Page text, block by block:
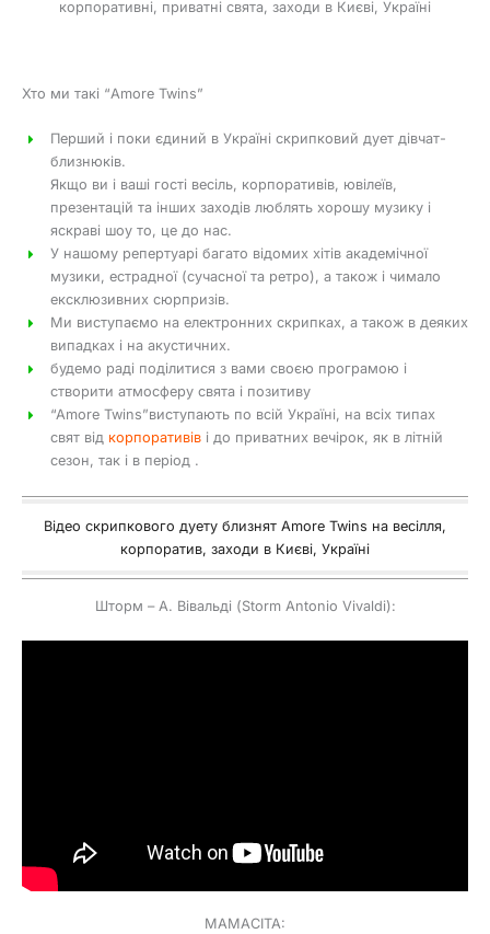
корпоративні, приватні свята, заходи в Києві, Україні
Хто ми такі “Amore Twins”
Перший і поки єдиний в Україні скрипковий дует дівчат-
близнюків.
Якщо ви і ваші гості весіль, корпоративів, ювілеїв,
презентацій та інших заходів люблять хорошу музику і
яскраві шоу то, це до нас.
У нашому репертуарі багато відомих хітів академічної
музики, естрадної (сучасної та ретро), а також і чимало
ексклюзивних сюрпризів.
Ми виступаємо на електронних скрипках, а також в деяких
випадках і на акустичних.
будемо раді поділитися з вами своєю програмою і
створити атмосферу свята і позитиву
“Amore Twins”виступають по всій Україні, на всіх типах
свят від корпоративіві до приватних вечірок, як в літній
сезон, так і в період .
Відео скрипкового дуету близнят Amore Twins на весілля,
корпоратив, заходи в Києві, Україні
Шторм – А. Вівальді (Storm Antonio Vivaldi):
MAMACITA: